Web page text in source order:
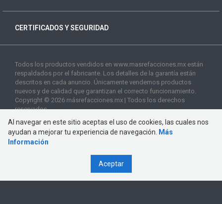
CERTIFICADOS Y SEGURIDAD
Todos los productos vendidos en www.masrefacciones.mx están
respaldados por el fabricante. Los detalles de la garantía están
descritos en cada anuncio. Únicamente vendemos productos
nuevos y de calidad que garantizan el correcto funcionamiento.
Copyright © 2026 másrefacciones.mx | Todos los derechos
reservados
Al navegar en este sitio aceptas el uso de cookies, las cuales nos
ayudan a mejorar tu experiencia de navegación.
Más
Información
Aceptar